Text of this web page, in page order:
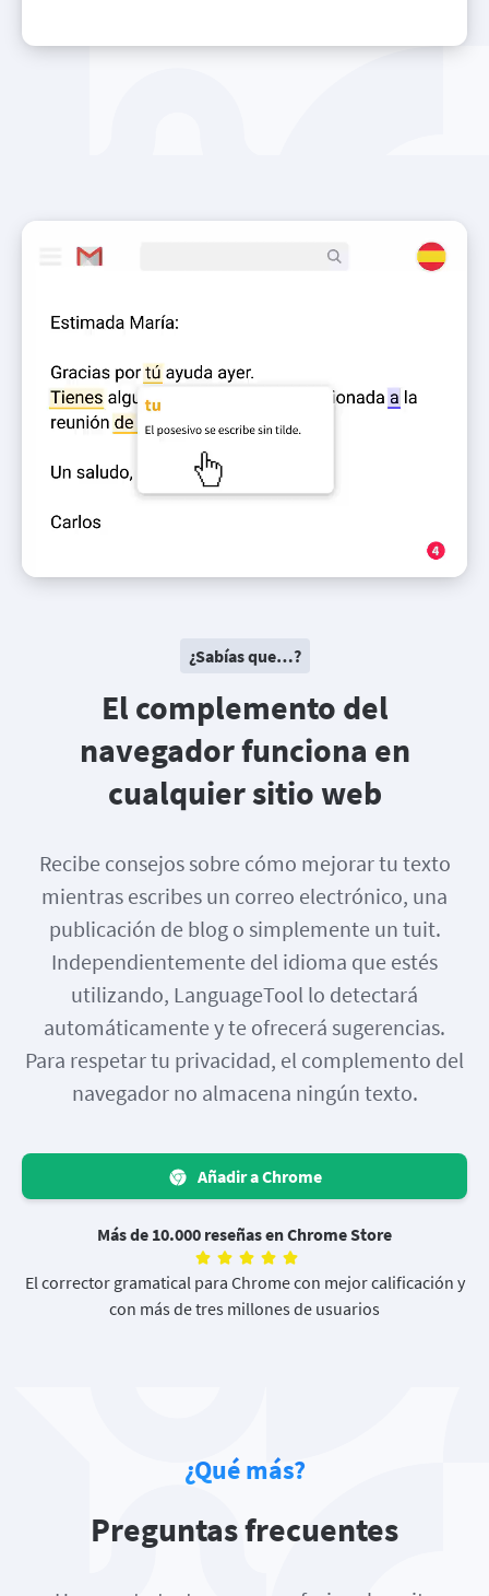
¿Sabías que…?
El complemento del
navegador funciona en
cualquier sitio web
Recibe consejos sobre cómo mejorar tu texto
mientras escribes un correo electrónico, una
publicación de blog o simplemente un tuit.
Independientemente del idioma que estés
utilizando, LanguageTool lo detectará
automáticamente y te ofrecerá sugerencias.
Para respetar tu privacidad, el complemento del
navegador no almacena ningún texto.
Añadir a Chrome
Más de 10.000 reseñas en Chrome Store
El corrector gramatical para Chrome con mejor calificación y
con más de tres millones de usuarios
¿Qué más?
Preguntas frecuentes